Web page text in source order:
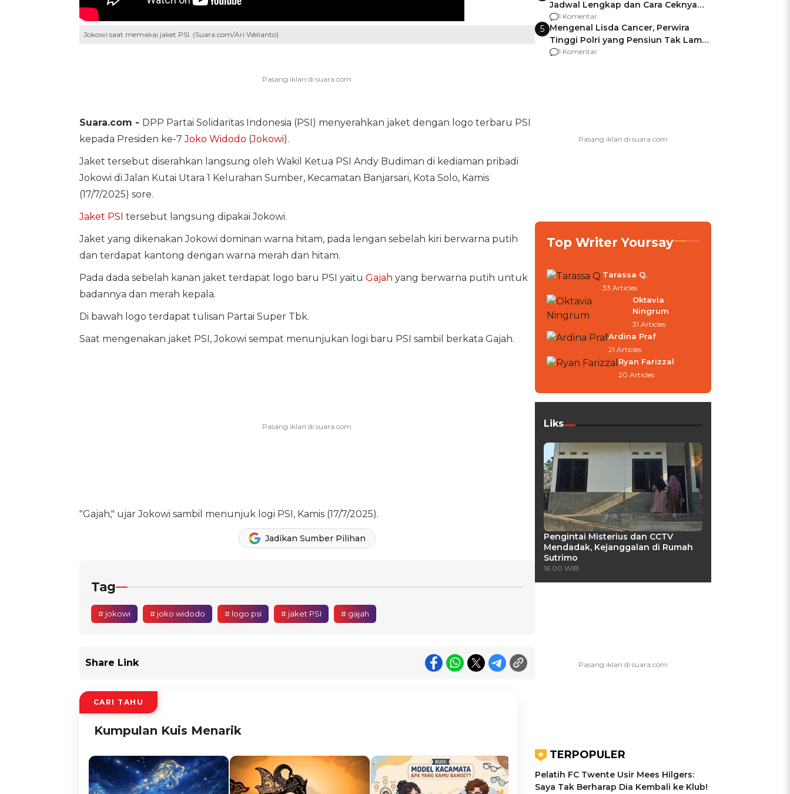
Jokowi saat memakai jaket PSI. (Suara.com/Ari Welianto)
Suara.com - DPP Partai Solidaritas Indonesia (PSI) menyerahkan jaket dengan logo terbaru PSI
kepada Presiden ke-7Joko Widodo (Jokowi).
Jaket tersebut diserahkan langsung oleh Wakil Ketua PSI Andy Budiman di kediaman pribadi
Jokowi di Jalan Kutai Utara 1 Kelurahan Sumber, Kecamatan Banjarsari, Kota Solo, Kamis
(17/7/2025) sore.
Jaket PSI tersebut langsung dipakai Jokowi.
Jaket yang dikenakan Jokowi dominan warna hitam, pada lengan sebelah kiri berwarna putih
dan terdapat kantong dengan warna merah dan hitam.
Pada dada sebelah kanan jaket terdapat logo baru PSI yaitu Gajah yang berwarna putih untuk
badannya dan merah kepala.
Di bawah logo terdapat tulisan Partai Super Tbk.
Saat mengenakan jaket PSI, Jokowi sempat menunjukan logi baru PSI sambil berkata Gajah.
"Gajah," ujar Jokowi sambil menunjuk logi PSI, Kamis (17/7/2025).
Jadikan Sumber Pilihan
Tag
# jokowi # joko widodo # logo psi # jaket PSI # gajah
Share Link
CARI TAHU
Kumpulan Kuis Menarik
Jadwal Lengkap dan Cara Ceknya
agar Dana Tidak Hangus!
1 Komentar
5 Mengenal Lisda Cancer, Perwira
Tinggi Polri yang Pensiun Tak Lama
Usai Jadi Brigjen
1 Komentar
Top Writer Yoursay
Tarassa Q.
33 Articles
Oktavia
Ningrum
31 Articles
Ardina Praf
21 Articles
Ryan Farizzal
20 Articles
Liks
Pengintai Misterius dan CCTV
Mendadak, Kejanggalan di Rumah
Sutrimo
16:00 WIB
TERPOPULER
Pelatih FC Twente Usir Mees Hilgers:
Saya Tak Berharap Dia Kembali ke Klub!